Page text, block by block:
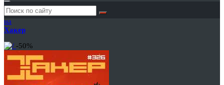
Годовая
подписка
на
Хакер
-50%